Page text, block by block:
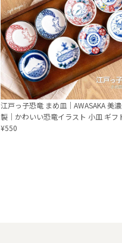
江戸っ子恐竜 まめ皿｜AWASAKA 美
製｜かわいい恐竜イラスト 小皿 ギフ
¥550